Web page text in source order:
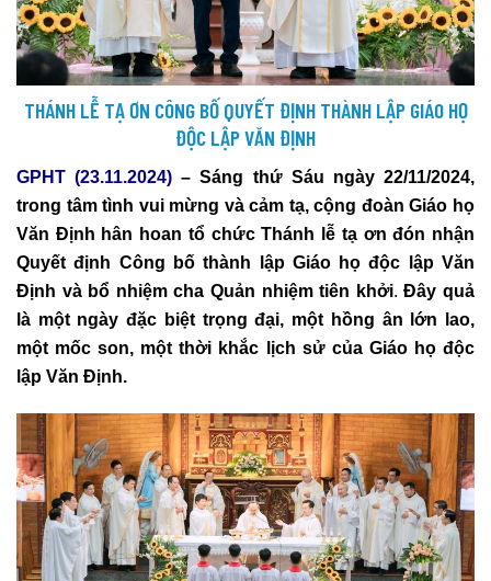
THÁNH LỄ TẠ ƠN CÔNG BỐ QUYẾT ĐỊNH THÀNH LẬP GIÁO HỌ
ĐỘC LẬP VĂN ĐỊNH
GPHT (23.11.2024) – Sáng thứ Sáu ngày 22/11/2024,
trong tâm tình vui mừng và cảm tạ, cộng đoàn Giáo họ
Văn Định hân hoan tổ chức Thánh lễ tạ ơn đón nhận
Quyết định Công bố thành lập Giáo họ độc lập Văn
Định và bổ nhiệm cha Quản nhiệm tiên khởi.Đây quả
là một ngày đặc biệt trọng đại, một hồng ân lớn lao,
một mốc son, một thời khắc lịch sử của Giáo họ độc
lập Văn Định.